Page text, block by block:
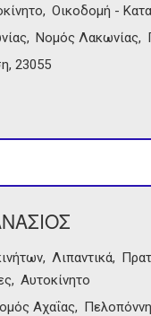
Οικοδομή -
Νομός Λακωνίας
23055
Λιπαντικά
Αυτοκίνητο
Αχαΐας